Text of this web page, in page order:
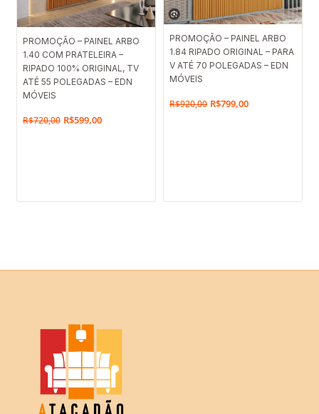
PROMOÇÃO – PAINEL ARBO
1.40 COM PRATELEIRA –
RIPADO 100% ORIGINAL, TV
ATÉ 55 POLEGADAS – EDN
MÓVEIS
R$720,00
O
preço
original
R$720,00.
R$599,00
O
preço
atual
R$599,00.
PROMOÇÃO – PAINEL ARBO
1.84 RIPADO ORIGINAL – PARA
V ATÉ 70 POLEGADAS – EDN
MÓVEIS
R$920,00
O
preço
R$799,00
O
preço